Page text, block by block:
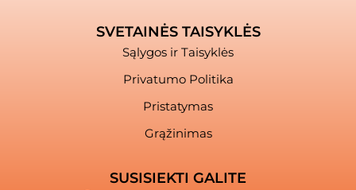
SVETAINĖS TAISYKLĖS
Sąlygos ir Taisyklės
Privatumo Politika
Pristatymas
Grąžinimas
SUSISIEKTI GALITE